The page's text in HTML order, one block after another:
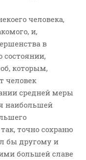
человека,
и,
в
состоянии,
которым,
человек
средней меры
наибольшей
точно сохраню
бы другому и
большей славе